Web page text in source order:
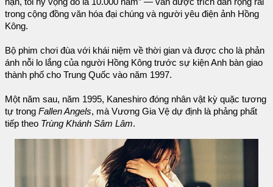
trong cộng đồng văn hóa đại chúng và người yêu điện ảnh Hồng
Kông.
Bộ phim chơi đùa với khái niệm về thời gian và được cho là phản
ánh nỗi lo lắng của người Hồng Kông trước sự kiện Anh bàn giao
thành phố cho Trung Quốc vào năm 1997.
Một năm sau, năm 1995, Kaneshiro đóng nhân vật kỳ quặc tương
tự trong Fallen Angels, mà Vương Gia Vệ dự định là phảng phất
tiếp theo Trùng Khánh Sâm Lâm.